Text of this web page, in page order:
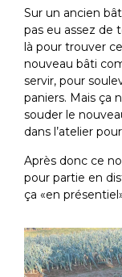
Sur un ancien
pas eu assez de
là pour trouver
nouveau bâti
servir, pour
paniers. Mais ça
souder le
dans l’atelier
Après donc ce
pour partie en
ça «en